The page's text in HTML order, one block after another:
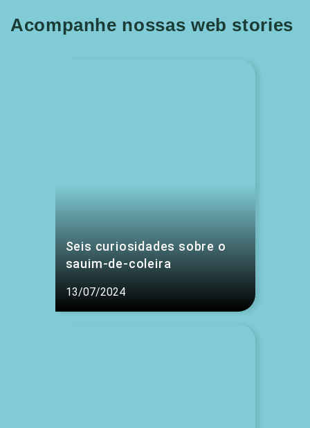
Acompanhe nossas web stories
Seis curiosidades sobre o
sauim-de-coleira
13/07/2024